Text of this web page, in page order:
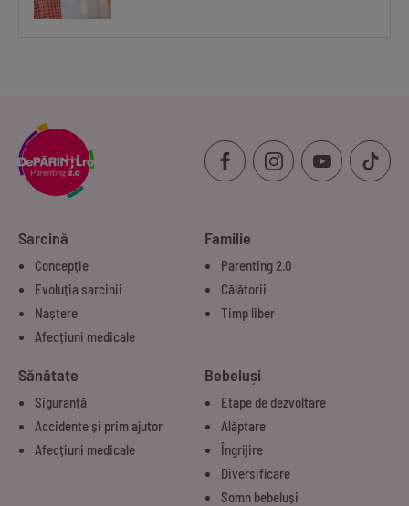
Sarcină
Concepție
Evoluția sarcinii
Naștere
Afecțiuni medicale
Familie
Parenting 2.0
Călătorii
Timp liber
Sănătate
Siguranță
Accidente și prim ajutor
Afecțiuni medicale
Bebeluși
Etape de dezvoltare
Alăptare
Îngrijire
Diversificare
Somn bebeluși